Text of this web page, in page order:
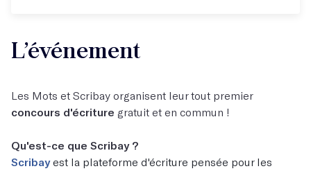
L’événement
Les Mots et Scribay organisent leur tout premier
concours d'écriture gratuit et en commun !
Qu'est-ce que Scribay ?
Scribayest la plateforme d'écriture pensée pour les